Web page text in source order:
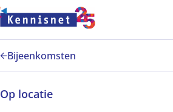
Doorgaan naar hoofdinhoud
Bijeenkomsten
Op locatie